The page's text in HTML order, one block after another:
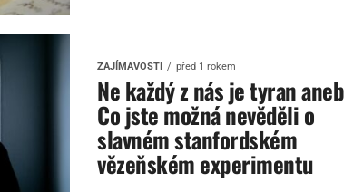
ZAJÍMAVOSTI před 1 rokem
Ne každý z nás je tyran aneb
Co jste možná nevěděli o
slavném stanfordském
vězeňském experimentu